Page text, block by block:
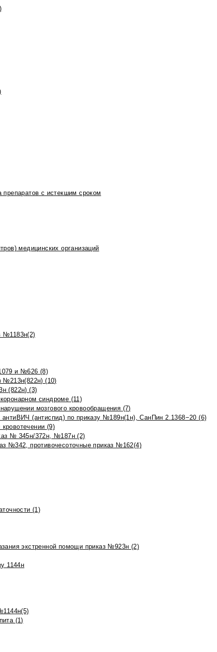
с истекшим сроком
медицинских организаций
№1183н(2)
и №626 (8)
№213н(822н) (10)
(822н) (3)
синдроме (11)
мозгового кровообращения (7)
(антиспид) по приказу №189н(1н), СанПин 2.1368−20 (6)
(9)
№ 345н/372н, №187н (2)
№342, противочесоточные приказ №162(4)
(1)
экстренной помощи приказ №923н (2)
1144н
(1)